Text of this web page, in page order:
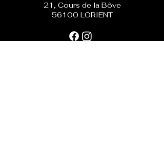
21, Cours de la Bôve
56100 LORIENT